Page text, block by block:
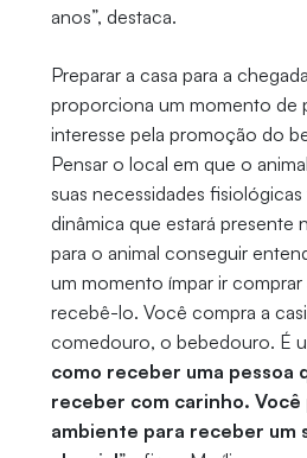
anos”, destaca.
Preparar a casa para a
proporciona um momento de
interesse pela promoção do
Pensar o local em que o
suas necessidades
dinâmica que estará presente
para o animal conseguir
um momento ímpar ir comprar
recebê-lo. Você compra a
comedouro, o bebedouro. É
como receber uma pessoa
receber com carinho. Você
ambiente para receber um